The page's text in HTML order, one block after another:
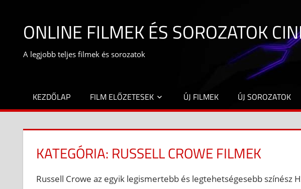
contentONLINE FILMEK ÉS SOROZATOK
A legjobb teljes filmek és sorozatok
KEZDŐLAP FILM ELŐZETESEK ÚJ FILMEK ÚJ SOROZATOK
KATEGÓRIA: RUSSELL CROWE FILMEK
Russell Crowe az egyik legismertebb és legtehetségesebb színész